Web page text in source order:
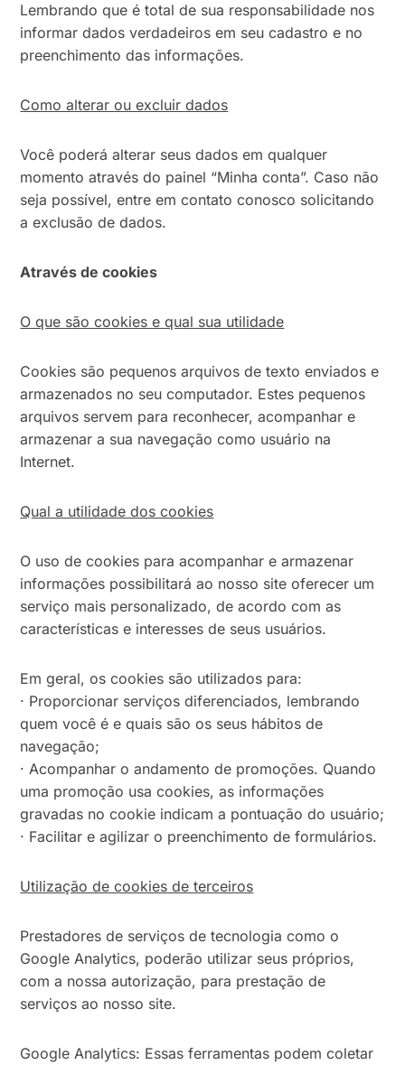
Lembrando que é total de sua responsabilidade nos
informar dados verdadeiros em seu cadastro e no
preenchimento das informações.
Como alterar ou excluir dados
Você poderá alterar seus dados em qualquer
momento através do painel “Minha conta”. Caso não
seja possível, entre em contato conosco solicitando
a exclusão de dados.
Através de cookies
O que são cookies e qual sua utilidade
Cookies são pequenos arquivos de texto enviados e
armazenados no seu computador. Estes pequenos
arquivos servem para reconhecer, acompanhar e
armazenar a sua navegação como usuário na
Internet.
Qual a utilidade dos cookies
O uso de cookies para acompanhar e armazenar
informações possibilitará ao nosso site oferecer um
serviço mais personalizado, de acordo com as
características e interesses de seus usuários.
Em geral, os cookies são utilizados para:
· Proporcionar serviços diferenciados, lembrando
quem você é e quais são os seus hábitos de
navegação;
· Acompanhar o andamento de promoções. Quando
uma promoção usa cookies, as informações
gravadas no cookie indicam a pontuação do usuário;
· Facilitar e agilizar o preenchimento de formulários.
Utilização de cookies de terceiros
Prestadores de serviços de tecnologia como o
Google Analytics, poderão utilizar seus próprios,
com a nossa autorização, para prestação de
serviços ao nosso site.
Google Analytics: Essas ferramentas podem coletar